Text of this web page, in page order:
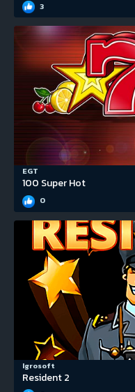
3
EGT
100 Super Hot
0
Igrosoft
Resident 2